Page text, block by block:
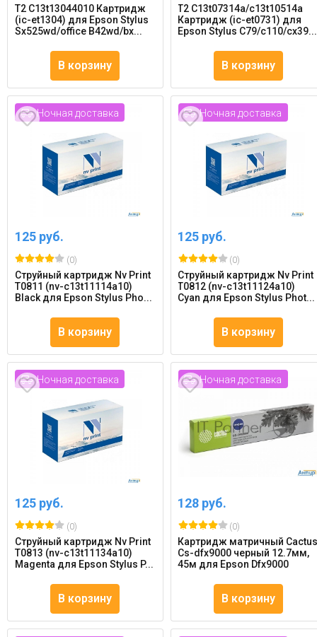
T2 C13t13044010 Картридж
(ic-et1304) для Epson Stylus
Sx525wd/office B42wd/bx...
В корзину
T2 C13t07314a/c13t10514a
Картридж (ic-et0731) для
Epson Stylus C79/c110/cx39...
В корзину
Ночная доставка
125 руб.
(0)
Струйный картридж Nv Print
T0811 (nv-c13t11114a10)
Black для Epson Stylus Pho...
В корзину
Ночная доставка
125 руб.
(0)
Струйный картридж Nv Print
T0812 (nv-c13t11124a10)
Cyan для Epson Stylus Phot...
В корзину
Ночная доставка
125 руб.
(0)
Струйный картридж Nv Print
T0813 (nv-c13t11134a10)
Magenta для Epson Stylus P...
В корзину
Ночная доставка
128 руб.
(0)
Картридж матричный
Cs-dfx9000 черный 12.7мм,
45м для Epson Dfx9000
В корзину